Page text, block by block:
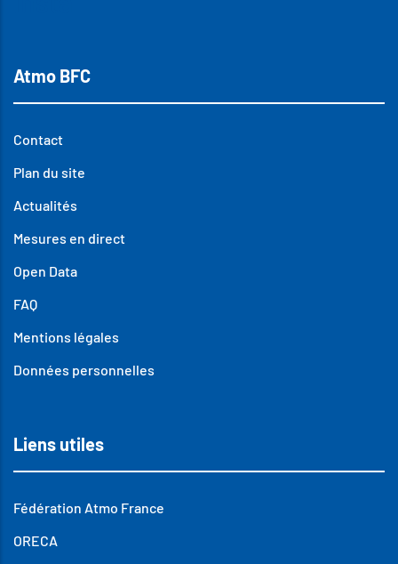
Atmo BFC
Contact
Plan du site
Actualités
Mesures en direct
Open Data
FAQ
Mentions légales
Données personnelles
Liens utiles
Fédération Atmo France
ORECA